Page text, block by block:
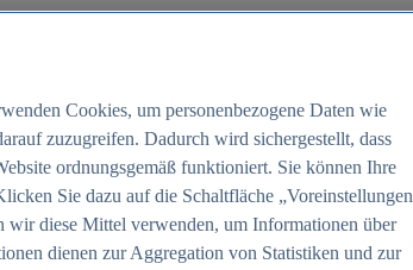
Cookies, um personenbezogene Daten wie
zuzugreifen. Dadurch wird sichergestellt, dass
ordnungsgemäß funktioniert. Sie können Ihre
Sie dazu auf die Schaltfläche „Voreinstellungen
diese Mittel verwenden, um Informationen über
dienen zur Aggregation von Statistiken und zur